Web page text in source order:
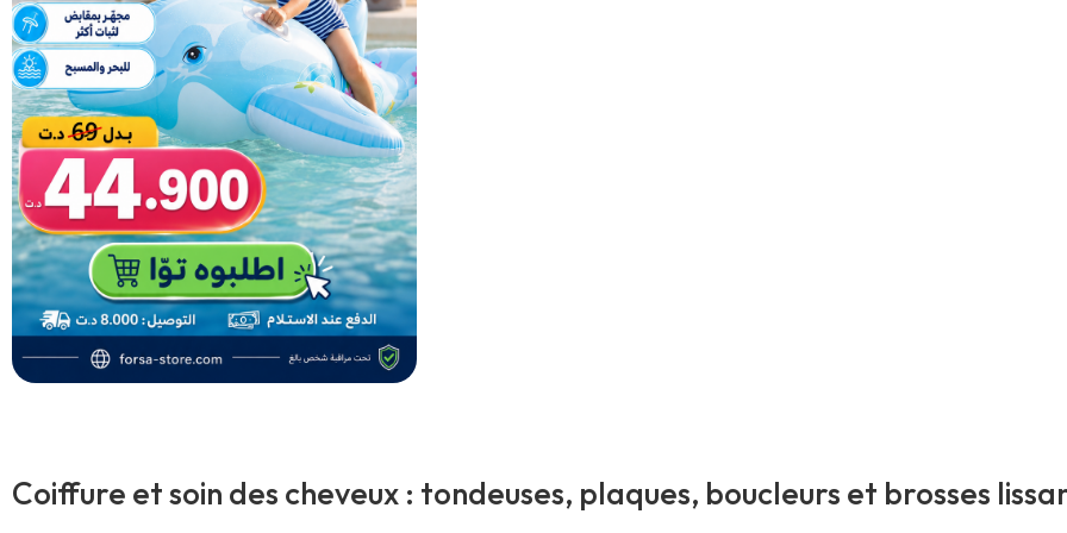
Coiffure et soin des cheveux : tondeuses, plaques, boucleurs et brosses